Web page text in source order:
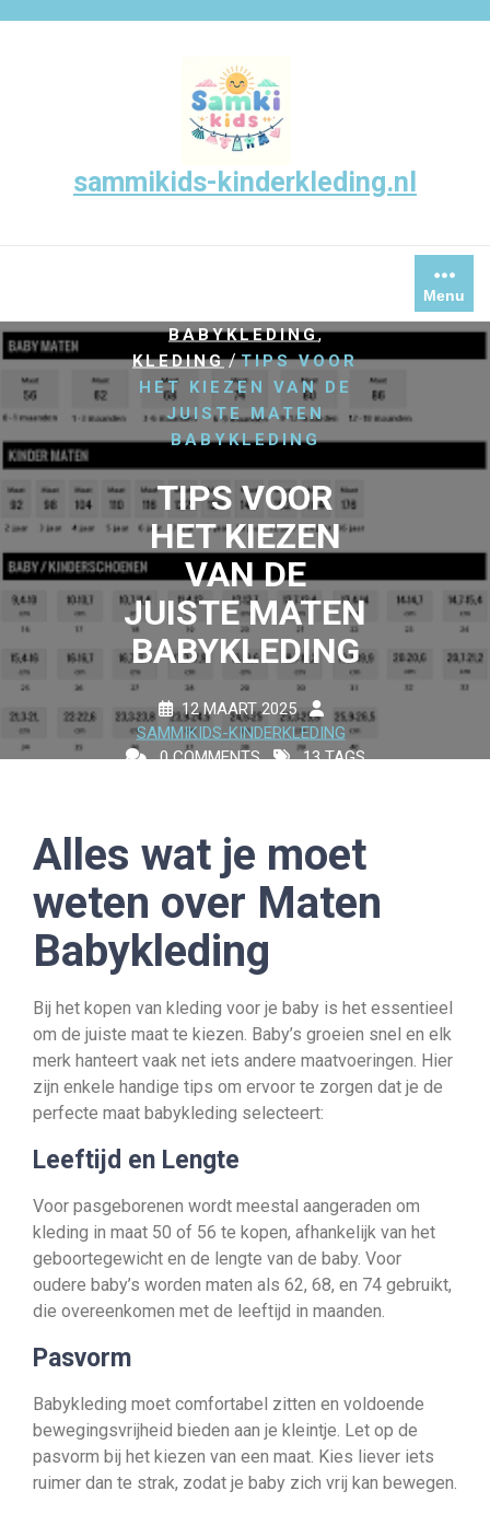
sammikids-kinderkleding.nl
Menu
BABYKLEDING,
KLEDING/TIPS VOOR
HET KIEZEN VAN DE
JUISTE MATEN
BABYKLEDING
TIPS VOOR
HET KIEZEN
VAN DE
JUISTE MATEN
BABYKLEDING
12 MAART 2025
SAMMIKIDS-KINDERKLEDING
0 COMMENTS
13 TAGS
Alles wat je moet
weten over Maten
Babykleding
Bij het kopen van kleding voor je baby is het essentieel
om de juiste maat te kiezen. Baby’s groeien snel en elk
merk hanteert vaak net iets andere maatvoeringen. Hier
zijn enkele handige tips om ervoor te zorgen dat je de
perfecte maat babykleding selecteert:
Leeftijd en Lengte
Voor pasgeborenen wordt meestal aangeraden om
kleding in maat 50 of 56 te kopen, afhankelijk van het
geboortegewicht en de lengte van de baby. Voor
oudere baby’s worden maten als 62, 68, en 74 gebruikt,
die overeenkomen met de leeftijd in maanden.
Pasvorm
Babykleding moet comfortabel zitten en voldoende
bewegingsvrijheid bieden aan je kleintje. Let op de
pasvorm bij het kiezen van een maat. Kies liever iets
ruimer dan te strak, zodat je baby zich vrij kan bewegen.